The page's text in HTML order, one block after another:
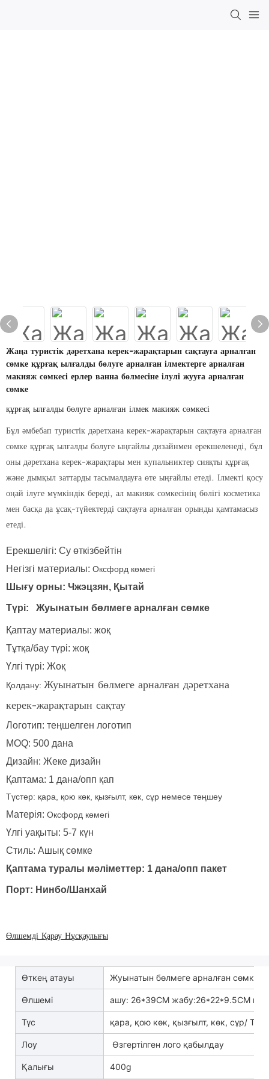
Жаңа туристік дәретхана керек-жарақтарын сақтауға арналған
сөмке құрғақ ылғалды бөлуге арналған ілмектерге арналған
макияж сөмкесі ерлер ванна бөлмесіне ілулі жууға арналған
сөмке
құрғақ ылғалды бөлуге арналған ілмек макияж сөмкесі
Бұл әмбебап туристік дәретхана керек-жарақтарын сақтауға арналған
сөмке құрғақ ылғалды бөлуге ыңғайлы дизайнмен ерекшеленеді, бұл
оны дәретхана керек-жарақтары мен купальниктер сияқты құрғақ
және дымқыл заттарды тасымалдауға өте ыңғайлы етеді. Ілмекті қосу
оңай ілуге ​​мүмкіндік береді, ал макияж сөмкесінің бөлігі косметика
мен басқа да ұсақ-түйектерді сақтауға арналған орынды қамтамасыз
етеді.
Ерекшелігі: Су өткізбейтін
Негізгі материалы: Оксфорд көмегі
Шығу орны: Чжэцзян, Қытай
Түрі: Жуынатын бөлмеге арналған сөмке
Қаптау материалы: жоқ
Тұтқа/бау түрі: жоқ
Үлгі түрі: Жоқ
Қолдану: Жуынатын бөлмеге арналған дәретхана
керек-жарақтарын сақтау
Логотип: теңшелген логотип
MOQ: 500 дана
Дизайн: Жеке дизайн
Қаптама: 1 дана/опп қап
Түстер: қара, қою көк, қызғылт, көк, сұр немесе теңшеу
Матерія: Оксфорд көмегі
Үлгі уақыты: 5-7 күн
Стиль: Ашық сөмке
Қаптама туралы мәліметтер: 1 дана/опп пакет
Порт: Нинбо/Шанхай
Өлшемді Қарау Нұсқаулығы
Өткең атауы Жуынатын бөлмеге арналған сөмке
Өлшемі ашу: 26*39CM жабу:26*22*9.5CM
Түс қара, қою көк, қызғылт, көк, сұр/
Лоу Өзгертілген лого қабылдау
Қалығы 400g